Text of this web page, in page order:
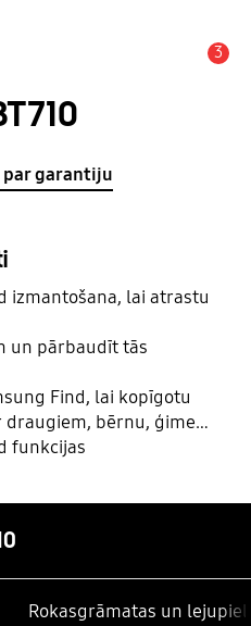
3
garantiju
izmantošana, lai atrastu
un pārbaudīt tās
Find, lai kopīgotu
bērnu, ģimeni
funkcijas
Rokasgrāmatas un